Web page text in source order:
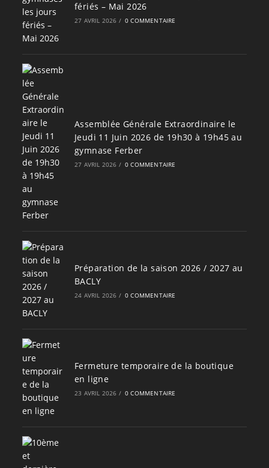
fériés – Mai 2026
27 AVRIL 2026 / 0 COMMENTAIRE
Assemblée Générale Extraordinaire le
Jeudi 11 Juin 2026 de 19h30 à 19h45 au
gymnase Ferber
27 AVRIL 2026 / 0 COMMENTAIRE
Préparation de la saison 2026 / 2027 au
BACLY
24 AVRIL 2026 / 0 COMMENTAIRE
Fermeture temporaire de la boutique
en ligne
23 AVRIL 2026 / 0 COMMENTAIRE